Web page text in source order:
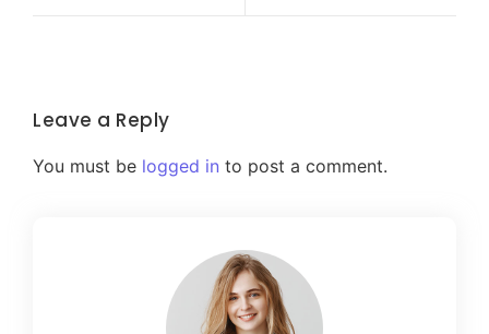
Leave a Reply
You must be logged in to post a comment.